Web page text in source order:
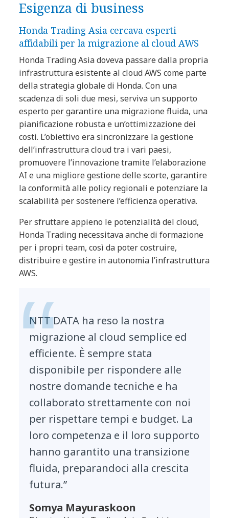
Esigenza di business
Honda Trading Asia cercava esperti
affidabili per la migrazione al cloud AWS
Honda Trading Asia doveva passare dalla propria
infrastruttura esistente al cloud AWS come parte
della strategia globale di Honda. Con una
scadenza di soli due mesi, serviva un supporto
esperto per garantire una migrazione fluida, una
pianificazione robusta e un’ottimizzazione dei
costi. L’obiettivo era sincronizzare la gestione
dell’infrastruttura cloud tra i vari paesi,
promuovere l’innovazione tramite l’elaborazione
AI e una migliore gestione delle scorte, garantire
la conformità alle policy regionali e potenziare la
scalabilità per sostenere l’efficienza operativa.
Per sfruttare appieno le potenzialità del cloud,
Honda Trading necessitava anche di formazione
per i propri team, così da poter costruire,
distribuire e gestire in autonomia l’infrastruttura
AWS.
NTT DATA ha reso la nostra
migrazione al cloud semplice ed
efficiente. È sempre stata
disponibile per rispondere alle
nostre domande tecniche e ha
collaborato strettamente con noi
per rispettare tempi e budget. La
loro competenza e il loro supporto
hanno garantito una transizione
fluida, preparandoci alla crescita
futura.”
Somya Mayuraskoon